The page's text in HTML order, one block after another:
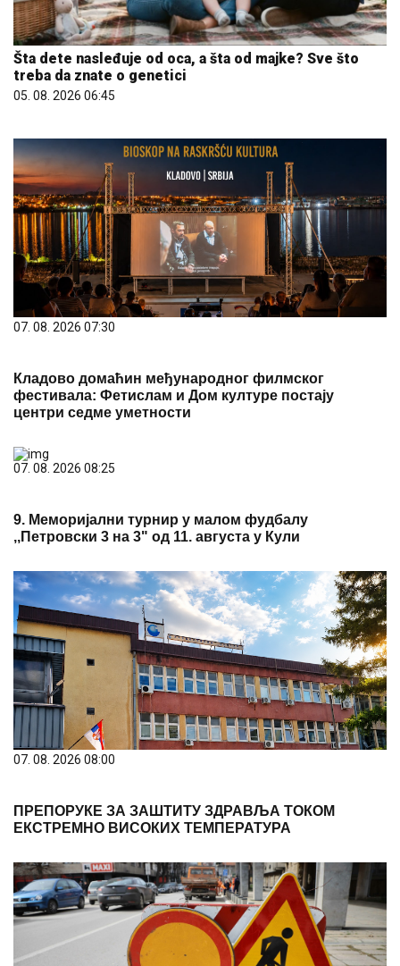
Šta dete nasleđuje od oca, a šta od majke? Sve što
treba da znate o genetici
05. 08. 2026 06:45
07. 08. 2026 07:30
Кладово домаћин међународног филмског
фестивала: Фетислам и Дом културе постају
центри седме уметности
07. 08. 2026 08:25
9. Меморијални турнир у малом фудбалу
,,Петровски 3 на 3" од 11. августа у Кули
07. 08. 2026 08:00
ПРЕПОРУКЕ ЗА ЗАШТИТУ ЗДРАВЉА ТОКОМ
ЕКСТРЕМНО ВИСОКИХ ТЕМПЕРАТУРА